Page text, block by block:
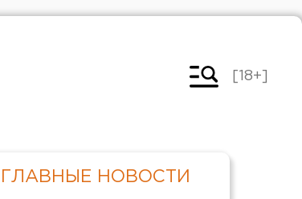
[18+]
ГЛАВНЫЕ НОВОСТИ